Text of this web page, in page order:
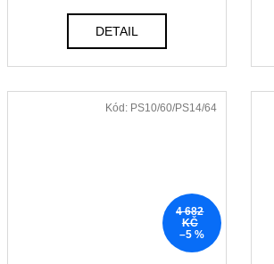
DETAIL
4 682
KČ
–5 %
Kód: PS10/60/PS14/64